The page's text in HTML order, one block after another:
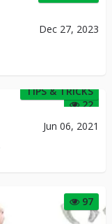
Dec 27, 2023
22
TIPS & TRICKS
Jun 06, 2021
97